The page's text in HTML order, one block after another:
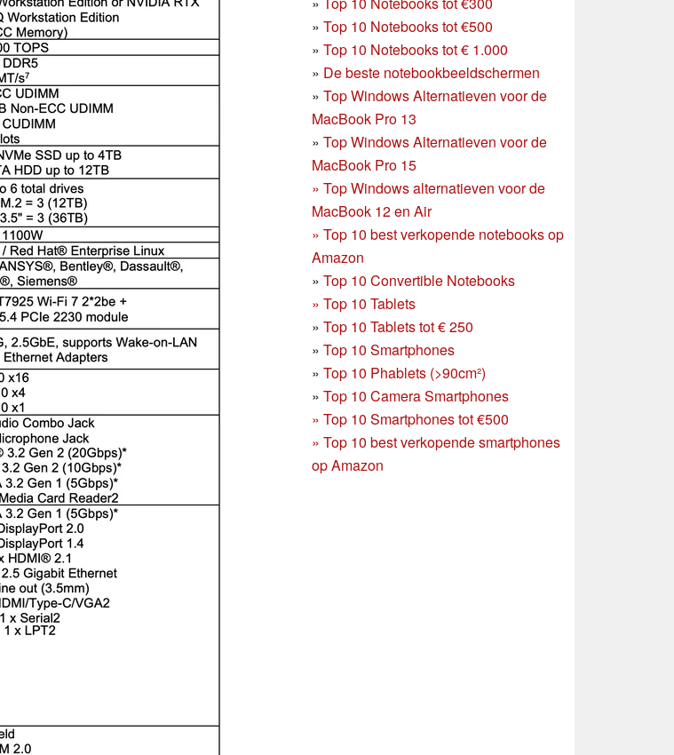
» Top 10 Notebooks tot €500
» Top 10 Notebooks tot € 1.000
» De beste notebookbeeldschermen
» Top Windows Alternatieven voor de
MacBook Pro 13
» Top Windows Alternatieven voor de
MacBook Pro 15
» Top Windows alternatieven voor de
MacBook 12 en Air
» Top 10 best verkopende notebooks op
Amazon
» Top 10 Convertible Notebooks
» Top 10 Tablets
» Top 10 Tablets tot € 250
» Top 10 Smartphones
» Top 10 Phablets (>90cm²)
» Top 10 Camera Smartphones
» Top 10 Smartphones tot €500
» Top 10 best verkopende smartphones
op Amazon